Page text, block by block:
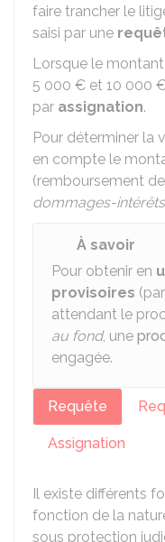
faire trancher le
saisi par une
Lorsque le
5 000 € et 10 000
par assignation.
Pour déterminer la
en compte le
(remboursement
dommages-intérêts
À savoir
Pour obtenir en
provisoires
attendant le
au fond, une
engagée.
Requête
Assignation
Il existe différents
fonction de la
sous protection